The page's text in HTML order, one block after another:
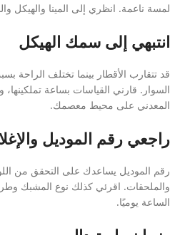
لمسة ناعمة. انظري إلى المينا والهيكل
انتبهي إلى سمك الهيكل
قد تتقارب الأقطار بينما تختلف الراحة
السوار. قارني القياسات بساعة
المعدني على محيط معصمك.
راجعي رقم الموديل
رقم الموديل يساعدك على التحقق من
والملحقات. اقرئي كذلك نوع المشبك
الساعة يوميًا.